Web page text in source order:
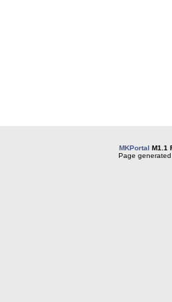
MKPortal M1.1
Page